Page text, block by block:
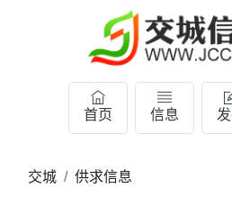
首页 信息
交城 供求信息